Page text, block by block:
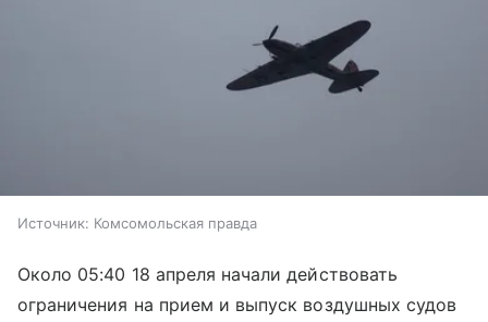
Источник: Комсомольская правда
Около 05:40 18 апреля начали действовать
ограничения на прием и выпуск воздушных судов